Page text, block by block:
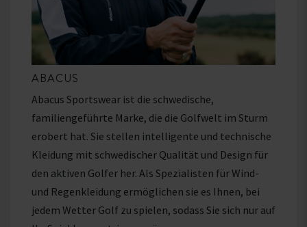
ABACUS
Abacus Sportswear ist die schwedische,
familiengeführte Marke, die die Golfwelt im Sturm
erobert hat. Sie stellen intelligente und technische
Kleidung mit schwedischer Qualität und Design für
den aktiven Golfer her. Als Spezialisten für Wind-
und Regenkleidung ermöglichen sie es Ihnen, bei
jedem Wetter Golf zu spielen, sodass Sie sich nur auf